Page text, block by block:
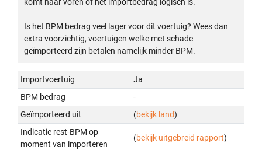
komt naar voren of het importbedrag logisch is.
Is het BPM bedrag veel lager voor dit voertuig? Wees dan
extra voorzichtig, voertuigen welke met schade
geïmporteerd zijn betalen namelijk minder BPM.
Importvoertuig
Ja
BPM bedrag
-
Geïmporteerd uit
(bekijk land)
Indicatie rest-BPM op
moment van importeren
(bekijk uitgebreid rapport)